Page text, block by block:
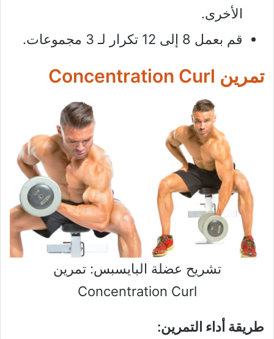
الأخرى.
قم بعمل 8 إلى 12 تكرار لـ 3 مجموعات.
تمرين Concentration Curl
تشريح عضلة البايسبس: تمرين
Concentration Curl
طريقة أداء التمرين: